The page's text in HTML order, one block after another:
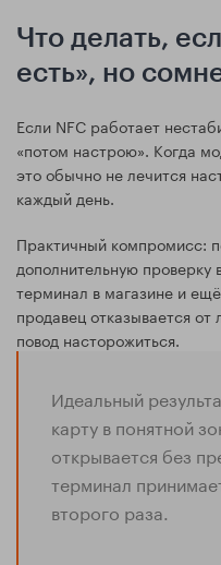
Что делать,
есть», но
Если NFC работает
«потом настрою». Когда
это обычно не лечится
каждый день.
Практичный компромисс:
дополнительную проверку
терминал в магазине и
продавец отказывается
повод насторожиться.
Идеальный
карту в понятной
открывается без
терминал
второго раза.